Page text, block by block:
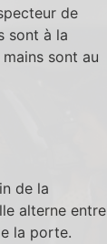
de
sont à la
sont au
de la
alterne entre
la porte.